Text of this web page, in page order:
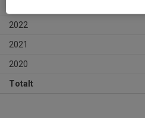
2022
2021
2020
Totalt